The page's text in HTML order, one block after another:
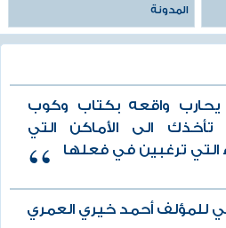
المدونة
واقعه بكتاب وكوب
الى الأماكن التي
التي ترغبين في فعلها
للمؤلف أحمد خيري العمري